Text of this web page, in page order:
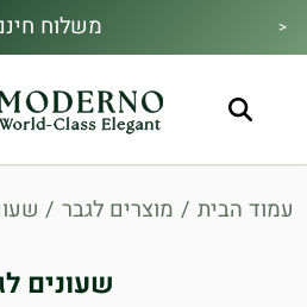
< משלוח
מתנה מיוחדת
הנחה!בהקשת קוד
עמוד הבית / מוצרים לגבר /
שעונים